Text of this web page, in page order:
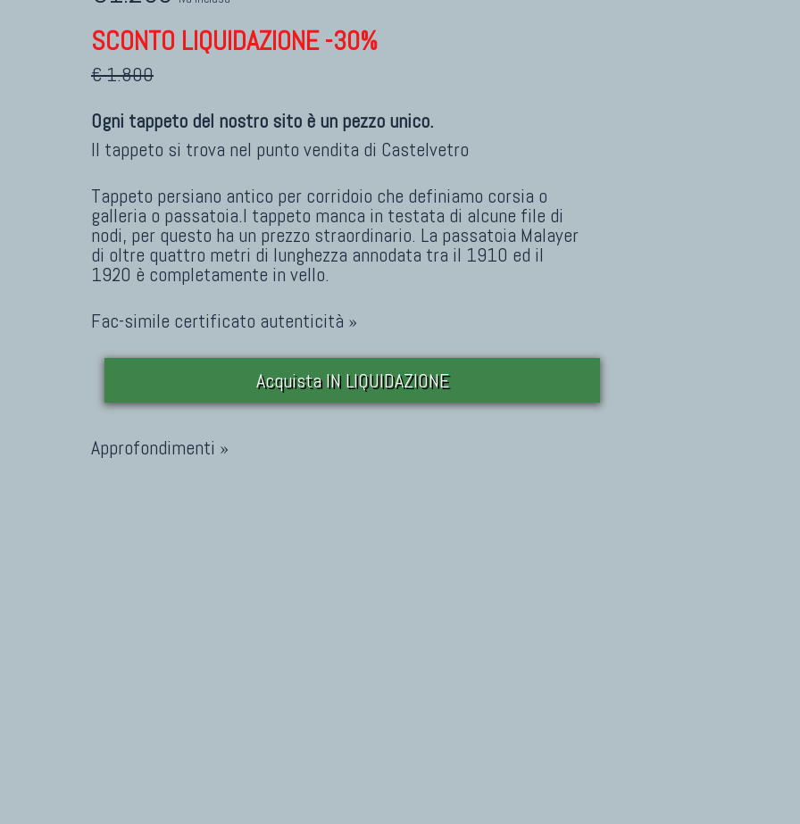
SCONTO LIQUIDAZIONE -30%
€ 1.800
Ogni tappeto del nostro sito è un pezzo unico.
Il tappeto si trova nel punto vendita di Castelvetro
Tappeto persiano antico per corridoio che definiamo corsia o
galleria o passatoia.I tappeto manca in testata di alcune file di
nodi, per questo ha un prezzo straordinario. La passatoia Malayer
di oltre quattro metri di lunghezza annodata tra il 1910 ed il
1920 è completamente in vello.
Fac-simile certificato autenticità »
Acquista IN LIQUIDAZIONE
Approfondimenti »